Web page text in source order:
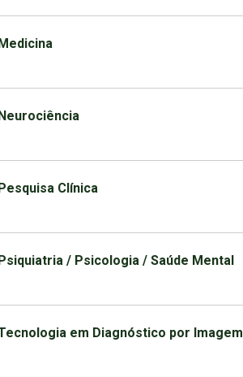
Clínica
/ Psicologia / Saúde Mental
em Diagnóstico por Imagem